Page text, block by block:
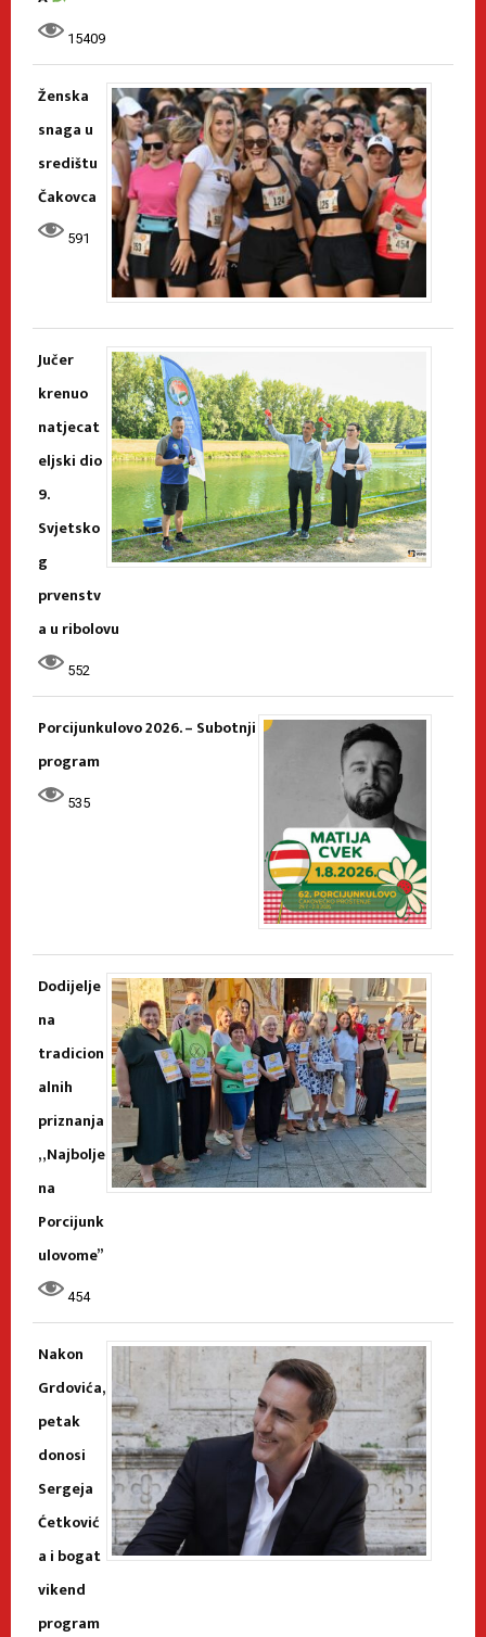
15409
Ženska
snaga u
središtu
Čakovca
591
Jučer
krenuo
natjecat
eljski dio
9.
Svjetsko
g
prvenstv
a u ribolovu
552
Porcijunkulovo 2026. – Subotnji
program
535
Dodijelje
na
tradicion
alnih
priznanja
„Najbolje
na
Porcijunk
ulovome”
454
Nakon
Grdovića,
petak
donosi
Sergeja
Ćetković
a i bogat
vikend
program